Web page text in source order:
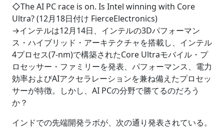
◇The AI PC race is on. Is Intel winning with Core
Ultra? (12月18日付け FierceElectronics)
→インテルは12月14日、インテルの3Dパフォーマン
ス・ハイブリッド・アーキテクチャを搭載し、インテル
4プロセス(7-nm)で構築されたCore Ultraモバイル・プ
ロセッサー・ファミリーを発表、パフォーマンス、電力
効率およびAIアクセラレーションを兼ね備えたプロセッ
サーが特徴。しかし、AI PCの分野で勝てるのだろう
か？
インドでの先端開発ラボが、次の通り発表されている。